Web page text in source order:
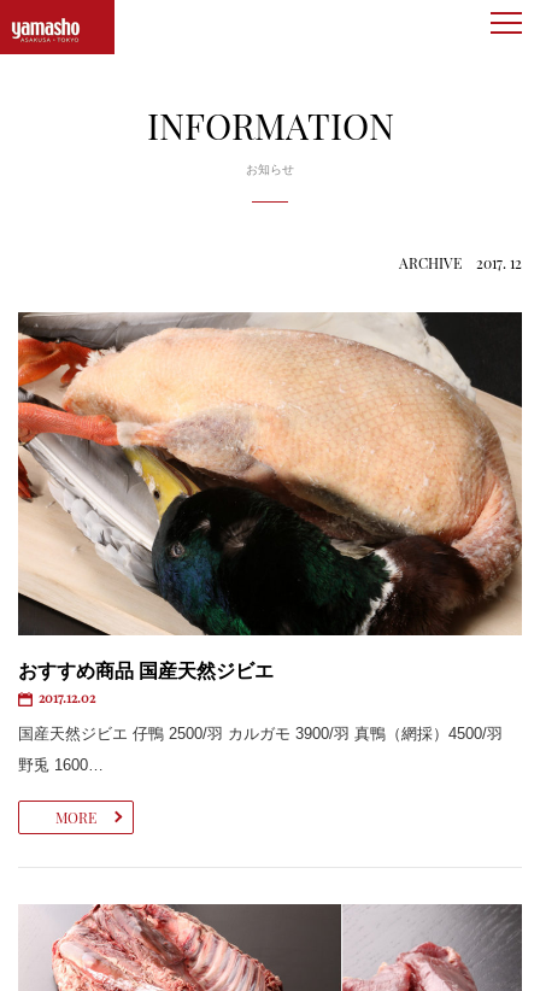
INFORMATION
お知らせ
ARCHIVE 2017. 12
おすすめ商品 国産天然ジビエ
2017.12.02
国産天然ジビエ 仔鴨 2500/羽 カルガモ 3900/羽 真鴨（網採）4500/羽
野兎 1600…
MORE